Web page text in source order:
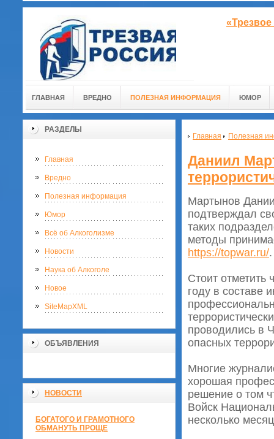
ГЛАВНАЯ ВРЕДНО ПОЛЕЗНАЯ ИНФОРМАЦИЯ ЮМОР
РАЗДЕЛЫ
Главная
Вредно
Полезная информация
Юмор
Всё об Алкоголизме
Новости
Наука об Алкоголе
Новое
SiteMapXML
ОБЪЯВЛЕНИЯ
НОВОСТИ
БОГАТОГО И ГРАМОТНОГО
ОБМАНУТЬ ПРОЩЕ
Главная Полезная
Даниил
Мартынов
подтверждал
таких
методы
https://topwar.ru/.
Стоит отметить
году в составе
проводились в
опасных
Многие
хорошая
решение о том
Войск
несколько